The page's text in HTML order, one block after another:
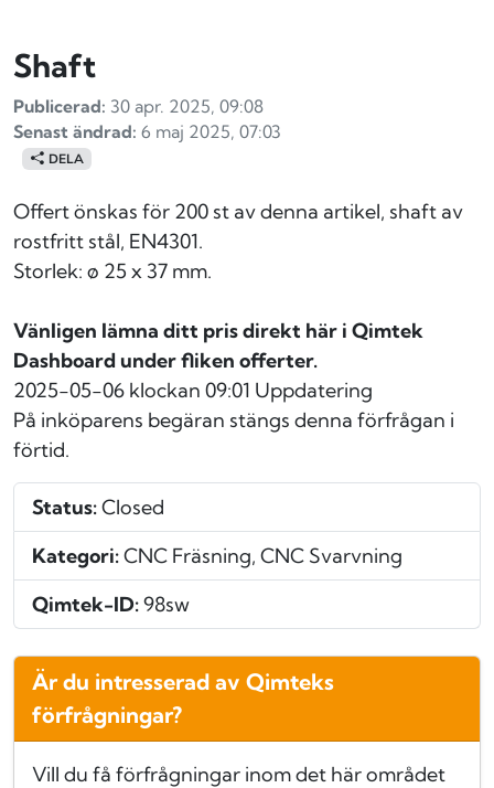
Shaft
Publicerad: 30 apr. 2025, 09:08
Senast ändrad: 6 maj 2025, 07:03
DELA
Offert önskas för 200 st av denna artikel, shaft av
rostfritt stål, EN4301.
Storlek: ø 25 x 37 mm.
Vänligen lämna ditt pris direkt här i Qimtek
Dashboard under fliken offerter.
2025-05-06 klockan 09:01 Uppdatering
På inköparens begäran stängs denna förfrågan i
förtid.
Status:Closed
Kategori:CNC Fräsning, CNC Svarvning
Qimtek-ID:98sw
Är du intresserad av Qimteks
förfrågningar?
Vill du få förfrågningar inom det här området